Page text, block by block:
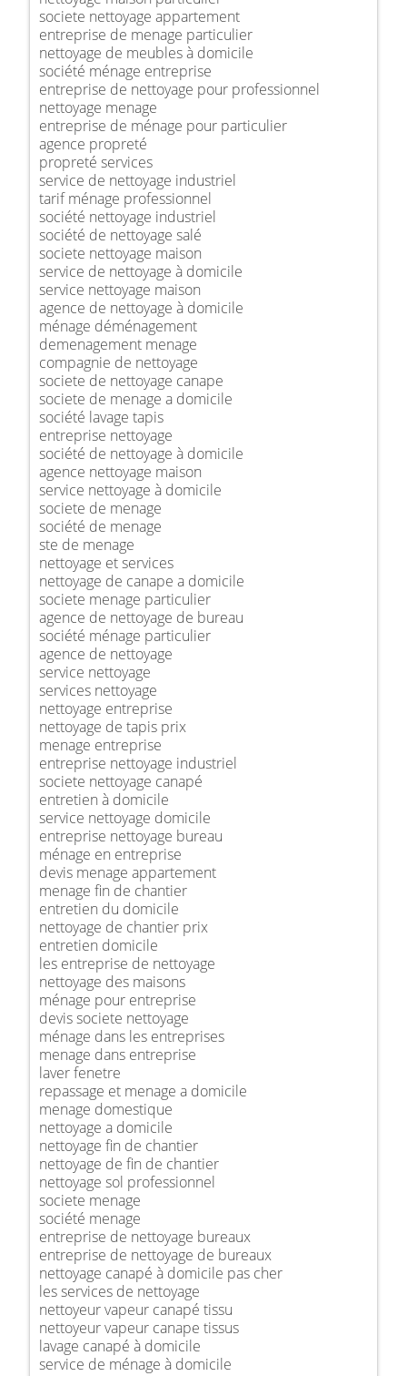
societe nettoyage appartement
entreprise de menage particulier
nettoyage de meubles à domicile
société ménage entreprise
entreprise de nettoyage pour professionnel
nettoyage menage
entreprise de ménage pour particulier
agence propreté
propreté services
service de nettoyage industriel
tarif ménage professionnel
société nettoyage industriel
société de nettoyage salé
societe nettoyage maison
service de nettoyage à domicile
service nettoyage maison
agence de nettoyage à domicile
ménage déménagement
demenagement menage
compagnie de nettoyage
societe de nettoyage canape
societe de menage a domicile
société lavage tapis
entreprise nettoyage
société de nettoyage à domicile
agence nettoyage maison
service nettoyage à domicile
societe de menage
société de menage
ste de menage
nettoyage et services
nettoyage de canape a domicile
societe menage particulier
agence de nettoyage de bureau
société ménage particulier
agence de nettoyage
service nettoyage
services nettoyage
nettoyage entreprise
nettoyage de tapis prix
menage entreprise
entreprise nettoyage industriel
societe nettoyage canapé
entretien à domicile
service nettoyage domicile
entreprise nettoyage bureau
ménage en entreprise
devis menage appartement
menage fin de chantier
entretien du domicile
nettoyage de chantier prix
entretien domicile
les entreprise de nettoyage
nettoyage des maisons
ménage pour entreprise
devis societe nettoyage
ménage dans les entreprises
menage dans entreprise
laver fenetre
repassage et menage a domicile
menage domestique
nettoyage a domicile
nettoyage fin de chantier
nettoyage de fin de chantier
nettoyage sol professionnel
societe menage
société menage
entreprise de nettoyage bureaux
entreprise de nettoyage de bureaux
nettoyage canapé à domicile pas cher
les services de nettoyage
nettoyeur vapeur canapé tissu
nettoyeur vapeur canape tissus
lavage canapé à domicile
service de ménage à domicile